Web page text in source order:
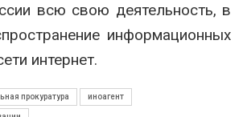
всю свою деятельность, в
информационных
интернет.
прокуратура иноагент